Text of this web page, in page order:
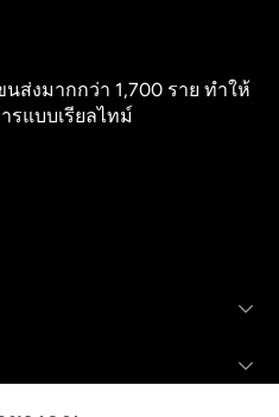
นส่งมากกว่า 1,700 ราย ทำให้
รแบบเรียลไทม์